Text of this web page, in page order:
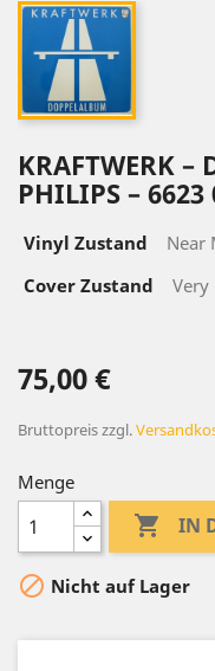
KRAFTWERK –
PHILIPS – 6623
Vinyl Zustand
Near
Cover Zustand
Very
75,00 €
Bruttopreiszzgl.
Menge
 IN
 Nicht auf Lager